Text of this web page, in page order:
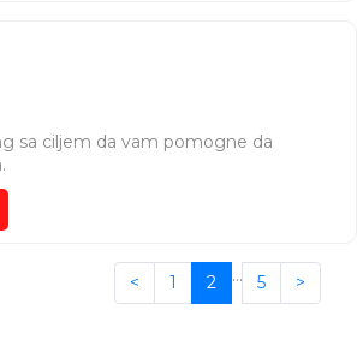
sam, odgovorna, vredna i željna
sa ciljem da vam pomogne da
< 1 2 … 5 >